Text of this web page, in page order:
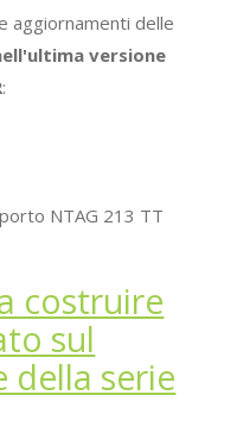
aggiornamenti delle
versione
:
NTAG 213 TT
costruire
sul
serie